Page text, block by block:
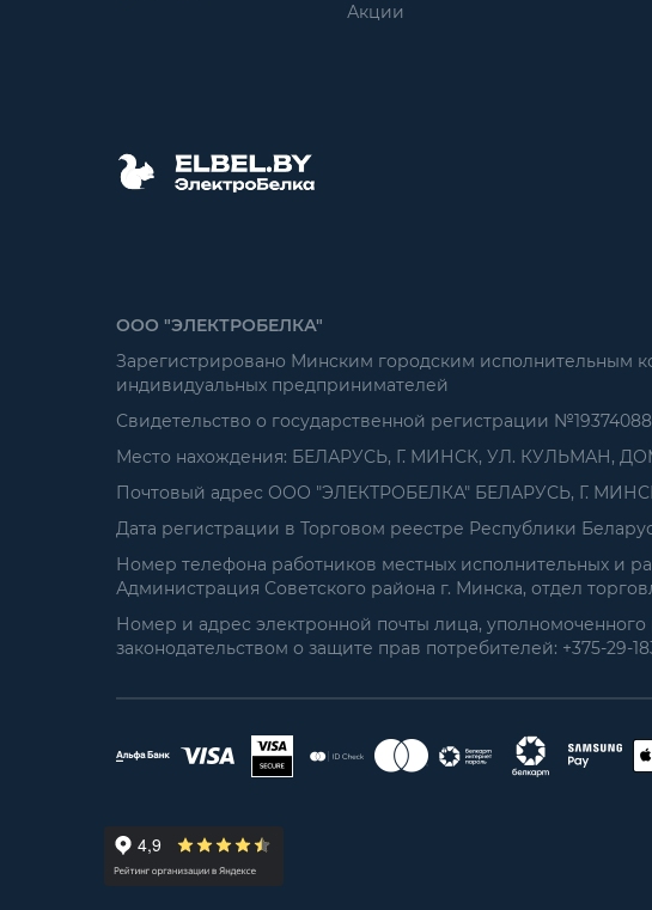
Акции
ООО "ЭЛЕКТРОБЕЛКА"
Зарегистрировано Минским городским исполнительным
индивидуальных предпринимателей
Свидетельство о государственной регистрации
Место нахождения: БЕЛАРУСЬ, Г. МИНСК, УЛ. КУЛЬМАН,
Почтовый адрес ООО "ЭЛЕКТРОБЕЛКА" БЕЛАРУСЬ, Г.
Дата регистрации в Торговом реестре Республики
Номер телефона работников местных исполнительных и
Администрация Советского района г. Минска, отдел
Номер и адрес электронной почты лица,
законодательством о защите прав потребителей: +375-29-